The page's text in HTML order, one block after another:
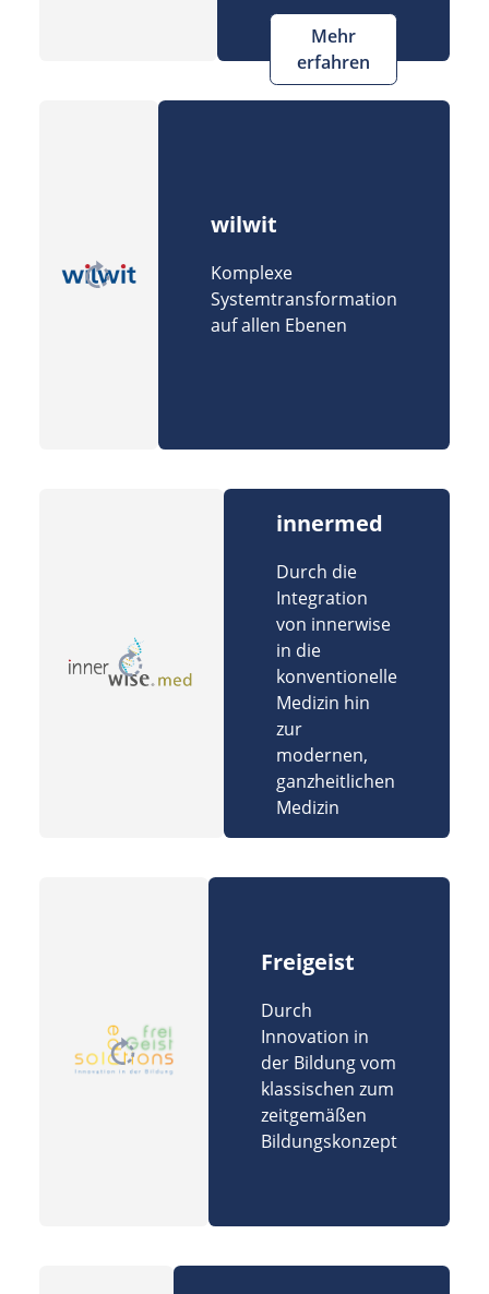
Mehr
erfahren
wilwit
Komplexe
Systemtransformation
auf allen Ebenen
innermed
Durch die
Integration
von innerwise
in die
konventionelle
Medizin hin
zur
modernen,
ganzheitlichen
Medizin
Freigeist
Durch
Innovation in
der Bildung vom
klassischen zum
zeitgemäßen
Bildungskonzept